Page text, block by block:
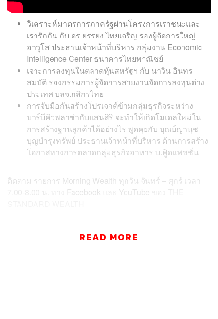
วิเคราะห์มาตรการภาครัฐผ่านโครงการเราชนะและ
เรารักกัน กับ ดร.ยรรยง ไทยเจริญ รองผู้จัดการใหญ่
อาวุโส ประธานเจ้าหน้าที่บริหาร กลุ่มงาน Economic
Intelligence Center ธนาคารไทยพาณิชย์
เจาะการลงทุนในตลาดหุ้นสหรัฐฯ กับ นาวิน อินทร
สมบัติ รองกรรมการผู้จัดการสายงานจัดการลงทุนต่าง
ประเทศ บลจ.กสิกรไทย
การจับมือกันสร้างโปรเจกต์ข้ามกลุ่มธุรกิจระหว่าง
บาร์บีคิวพลาซ่ากับแสนสิริ จะทำให้เกิดโมเดลใหม่ใน
การสร้างฐานลูกค้าได้อย่างไร พูดคุยกับ บุณย์ญานุช
บุญบำรุงทรัพย์ ประธานเจ้าหน้าที่บริหาร ด้านการสร้าง
โอกาสทางการตลาดกลุ่มธุรกิจอาหาร บ.ฟู้ดแพชชั่น
ติดตาม รายการ Morning Wealth ทุกวัน จันทร์ – ศุกร์
เวลา
Facebook YouTube
อัปเดตข่าวสารจากสำนักข่าวเศรษฐกิจ ธุรกิจ และการลงทุน
THE STANDARD ได้ที่ https://thestandard.co/w
READ MORE